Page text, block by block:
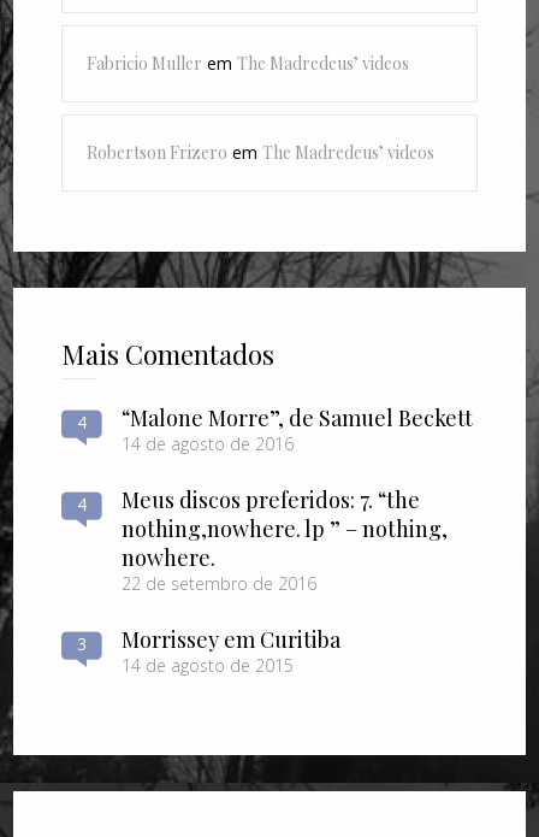
Fabricio Muller emThe Madredeus’ videos
Robertson Frizero emThe Madredeus’ videos
Mais Comentados
4 “Malone Morre”, de Samuel Beckett
14 de agosto de 2016
4
Meus discos preferidos: 7. “the
nothing​,​nowhere. lp ” – nothing​,​
nowhere.
22 de setembro de 2016
3 Morrissey em Curitiba
14 de agosto de 2015